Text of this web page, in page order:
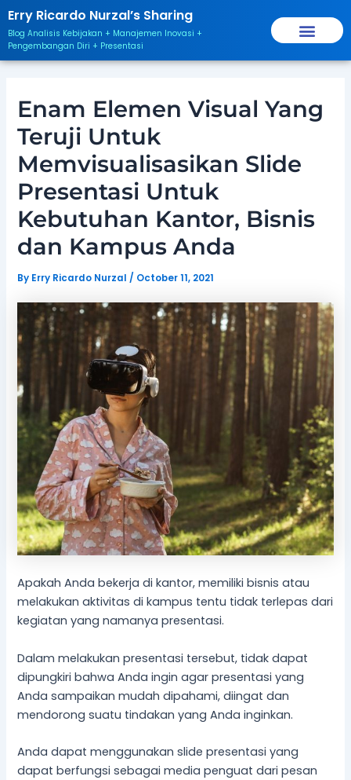
Skip
to
content
Erry Ricardo Nurzal’s Sharing
Blog Analisis Kebijakan + Manajemen Inovasi +
Pengembangan Diri + Presentasi
Enam Elemen Visual Yang
Teruji Untuk
Memvisualisasikan Slide
Presentasi Untuk
Kebutuhan Kantor, Bisnis
dan Kampus Anda
By Erry Ricardo Nurzal / October 11, 2021
Apakah Anda bekerja di kantor, memiliki bisnis atau
melakukan aktivitas di kampus tentu tidak terlepas dari
kegiatan yang namanya presentasi.
Dalam melakukan presentasi tersebut, tidak dapat
dipungkiri bahwa Anda ingin agar presentasi yang
Anda sampaikan mudah dipahami, diingat dan
mendorong suatu tindakan yang Anda inginkan.
Anda dapat menggunakan slide presentasi yang
dapat berfungsi sebagai media penguat dari pesan
Post
navigation